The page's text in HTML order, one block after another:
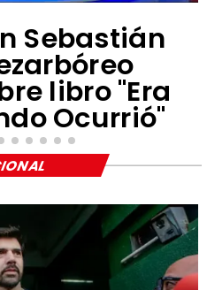
Sebastián
libro "Era
Ocurrió"